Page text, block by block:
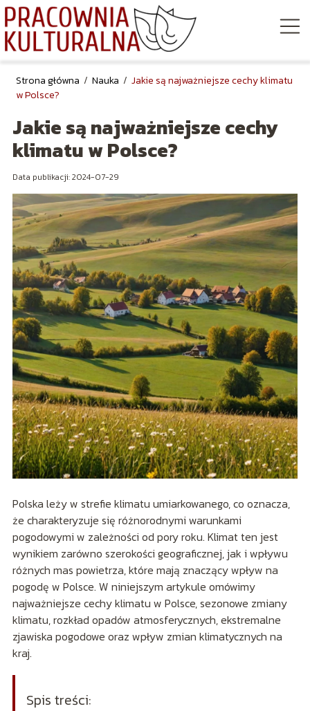
Strona główna / Nauka / Jakie są najważniejsze cechy klimatu
w Polsce?
Jakie są najważniejsze cechy
klimatu w Polsce?
Data publikacji: 2024-07-29
Polska leży w strefie klimatu umiarkowanego, co oznacza,
że charakteryzuje się różnorodnymi warunkami
pogodowymi w zależności od pory roku. Klimat ten jest
wynikiem zarówno szerokości geograficznej, jak i wpływu
różnych mas powietrza, które mają znaczący wpływ na
pogodę w Polsce. W niniejszym artykule omówimy
najważniejsze cechy klimatu w Polsce, sezonowe zmiany
klimatu, rozkład opadów atmosferycznych, ekstremalne
zjawiska pogodowe oraz wpływ zmian klimatycznych na
kraj.
Spis treści: